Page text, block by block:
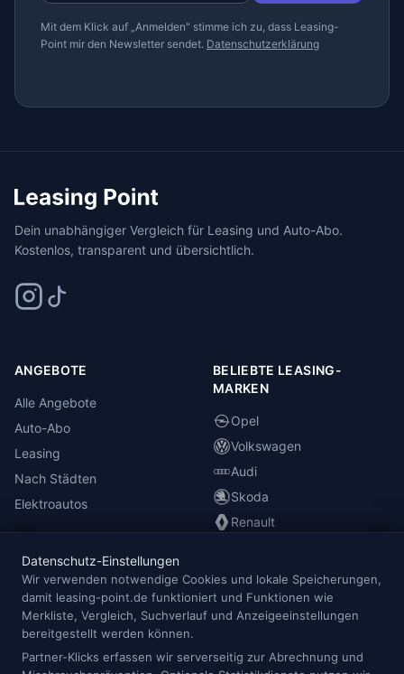
Mit dem Klick auf „Anmelden" stimme ich zu, dass Leasing-
Point mir den Newsletter sendet. Datenschutzerklärung
Dein unabhängiger Vergleich für Leasing und Auto-Abo.
Kostenlos, transparent und übersichtlich.
ANGEBOTE
Alle Angebote
Auto-Abo
Leasing
Nach Städten
Elektroautos
BELIEBTE LEASING-
MARKEN
Opel
Volkswagen
Audi
Skoda
Renault
INFORMATIONEN
Anbieterübersicht
Blog
Redaktion
Datenschutz-Einstellungen
Wir verwenden notwendige Cookies und lokale Speicherungen,
damit leasing-point.de funktioniert und Funktionen wie
Merkliste, Vergleich, Suchverlauf und Anzeigeeinstellungen
bereitgestellt werden können.
Partner-Klicks erfassen wir serverseitig zur Abrechnung und